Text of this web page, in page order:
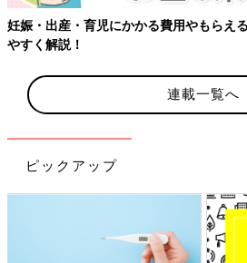
娠・出産・育児にかかる費用やもらえる
すく解説！
連載一覧へ
ピックアップ